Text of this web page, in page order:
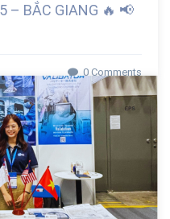
– BẮC GIANG 🔥 📢
0 Comments